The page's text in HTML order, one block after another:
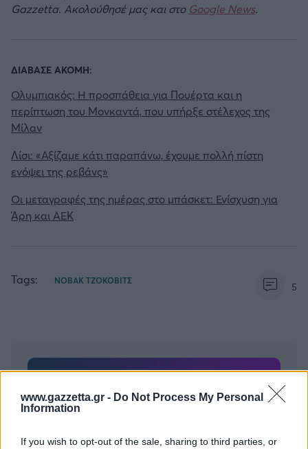
www.gazzetta.gr - Do Not Process My Personal
Information
If you wish to opt-out of the sale, sharing to third parties, or
Gazzetta. Ακολούθησέ μας και στο Google News.
ΔΙΑΒΑΣΕ ΑΚΟΜΗ:
Ολυμπιακός: Η προσπάθεια για Πουέρτα και η
περίπτωση του Μονκαντά, που υπήρξε στέλεχος της
Μίλαν
Λίσι: «Αξίζαμε κάτι παραπάνω, έχουμε πολλή πίστη
ενόψει της ρεβάνς»
Οι μεταγραφές της ημέρας στο μπάσκετ: Ενίσχυση για
Άρη και ΑΕΚ
Tags: ΝΟΒΑΚ ΤΖΟΚΟΒΙΤΣ 5
σου πρέπει να συνδεθείς